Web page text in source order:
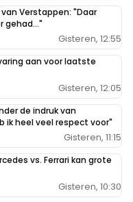
Verstappen: "Daar
gehad..."
Gisteren, 12:55
aan voor laatste
Gisteren, 12:05
de indruk van
ik heel veel respect voor"
Gisteren, 11:15
vs. Ferrari kan grote
Gisteren, 10:30